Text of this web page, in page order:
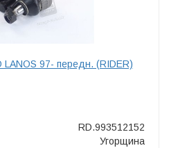
97- передн. (RIDER)
RD.993512152
Угорщина